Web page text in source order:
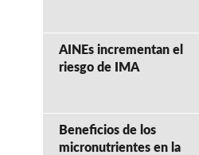
AINEs incrementan el
riesgo de IMA
Beneficios de los
micronutrientes en la